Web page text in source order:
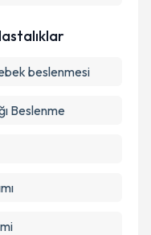
beslenmesi
Beslenme